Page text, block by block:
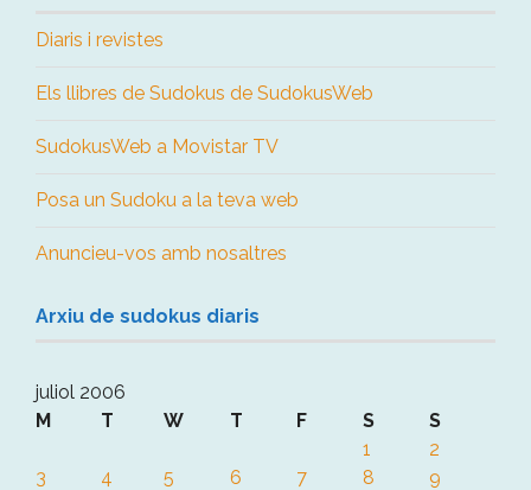
Diaris i revistes
Els llibres de Sudokus de SudokusWeb
SudokusWeb a Movistar TV
Posa un Sudoku a la teva web
Anuncieu-vos amb nosaltres
Arxiu de sudokus diaris
juliol 2006
M
T W T F S
S
1
2
3
4 5 6 7 8
9